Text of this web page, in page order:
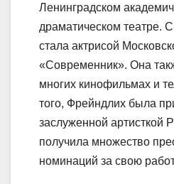
Ленинградском
драматическом театре.
стала актрисой
«Современник». Она
многих кинофильмах и
того, Фрейндлих была
заслуженной артисткой
получила множество
номинаций за свою